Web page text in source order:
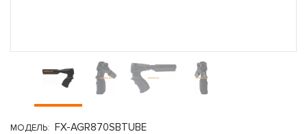
МОДЕЛЬ: FX-AGR870SBTUBE